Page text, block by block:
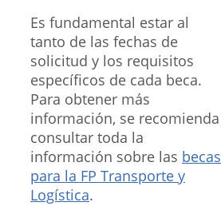
Es fundamental estar al
tanto de las fechas de
solicitud y los requisitos
específicos de cada beca.
Para obtener más
información, se recomienda
consultar toda la
información sobre las becas
para la FP Transporte y
Logística.